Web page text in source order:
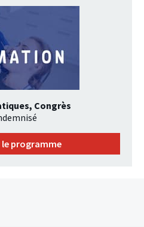
Congrès
programme